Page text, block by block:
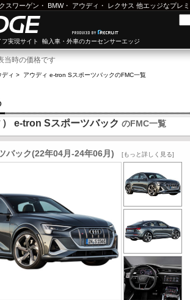
スワーゲン ・ BMW・ アウディ ・ レクサス 他エッジなプレ
実現サイト 輸入車・外車のカーセンサーエッジ
当時の価格です
ディ > アウディ e-tron SスポーツバックのFMC一覧
e-tron Sスポーツバック のFMC一覧
バック(22年04月-24年06月) [もっと詳しく見る]